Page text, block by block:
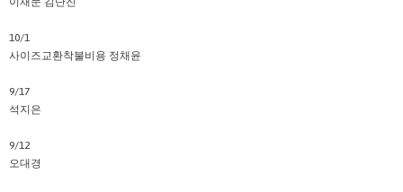
10/1
사이즈교환착불비용 정채윤
9/17
석지은
9/12
오대경